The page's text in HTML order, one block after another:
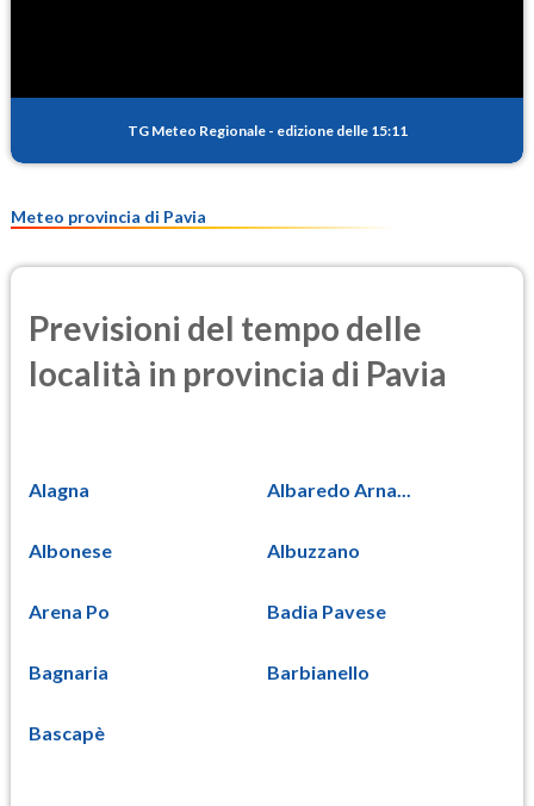
TG Meteo Regionale - edizione delle 15:11
Meteo provincia di Pavia
Previsioni del tempo delle
località in provincia di Pavia
Alagna Albaredo Arna...
Albonese Albuzzano
Arena Po Badia Pavese
Bagnaria Barbianello
Bascapè